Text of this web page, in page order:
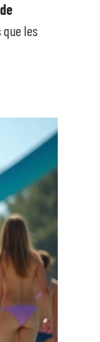
que les